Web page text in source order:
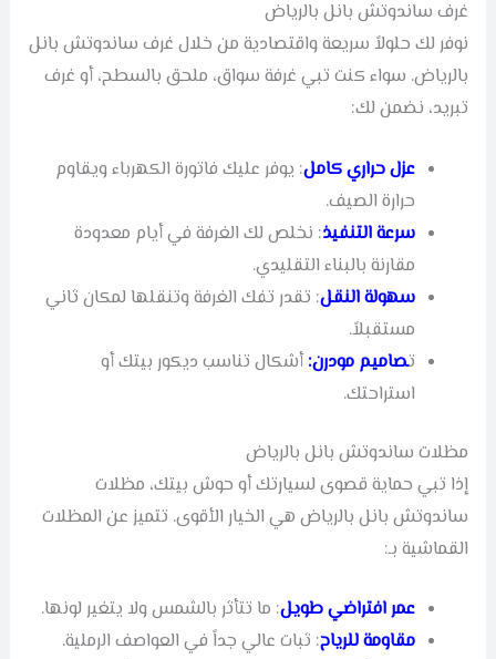
غرف ساندوتش بانل بالرياض
نوفر لك حلولاً سريعة واقتصادية من خلال غرف ساندوتش بانل
بالرياض. سواء كنت تبي غرفة سواق، ملحق بالسطح، أو غرف
تبريد، نضمن لك:
عزل حراري كامل: يوفر عليك فاتورة الكهرباء ويقاوم
حرارة الصيف.
سرعة التنفيذ: نخلص لك الغرفة في أيام معدودة
مقارنة بالبناء التقليدي.
سهولة النقل: تقدر تفك الغرفة وتنقلها لمكان ثاني
مستقبلاً.
تصاميم مودرن:أشكال تناسب ديكور بيتك أو
استراحتك.
مظلات ساندوتش بانل بالرياض
إذا تبي حماية قصوى لسيارتك أو حوش بيتك، مظلات
ساندوتش بانل بالرياض هي الخيار الأقوى. تتميز عن المظلات
القماشية بـ:
عمر افتراضي طويل: ما تتأثر بالشمس ولا يتغير لونها.
مقاومة للرياح: ثبات عالي جداً في العواصف الرملية.